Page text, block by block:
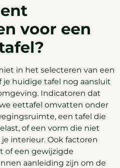
voor een
in het selecteren van een
je huidige tafel nog aansluit
Indicatoren dat
eettafel omvatten onder
een tafel die
of een vorm die niet
interieur. Ook factoren
of een gewijzigde
aanleiding zijn om de